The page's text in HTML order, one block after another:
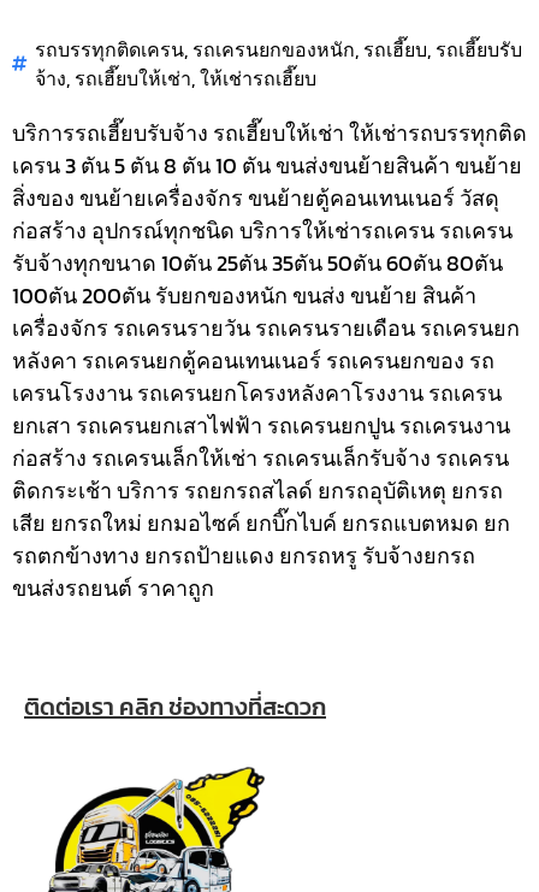
รถบรรทุกติดเครน, รถเครนยกของหนัก, รถเฮี๊ยบ, รถเฮี๊ยบรับ
จ้าง, รถเฮี๊ยบให้เช่า,ให้เช่ารถเฮี๊ยบ
บริการรถเฮี๊ยบรับจ้าง รถเฮี๊ยบให้เช่า ให้เช่ารถบรรทุกติด
เครน 3 ตัน 5 ตัน 8 ตัน 10 ตัน ขนส่งขนย้ายสินค้า ขนย้าย
สิ่งของ ขนย้ายเครื่องจักร ขนย้ายตู้คอนเทนเนอร์ วัสดุ
ก่อสร้าง อุปกรณ์ทุกชนิดบริการให้เช่ารถเครน รถเครน
รับจ้างทุกขนาด 10ตัน 25ตัน 35ตัน 50ตัน 60ตัน 80ตัน
100ตัน 200ตัน รับยกของหนัก ขนส่ง ขนย้าย สินค้า
เครื่องจักร รถเครนรายวัน รถเครนรายเดือน รถเครนยก
หลังคา รถเครนยกตู้คอนเทนเนอร์ รถเครนยกของ รถ
เครนโรงงาน รถเครนยกโครงหลังคาโรงงาน รถเครน
ยกเสา รถเครนยกเสาไฟฟ้า รถเครนยกปูน รถเครนงาน
ก่อสร้าง รถเครนเล็กให้เช่า รถเครนเล็กรับจ้าง รถเครน
ติดกระเช้าบริการ รถยกรถสไลด์ ยกรถอุบัติเหตุ ยกรถ
เสีย ยกรถใหม่ ยกมอไซค์ ยกบิ๊กไบค์ ยกรถแบตหมด ยก
รถตกข้างทาง ยกรถป้ายแดง ยกรถหรู รับจ้างยกรถ
ขนส่งรถยนต์ ราคาถูก
ติดต่อเรา คลิก ช่องทางที่สะดวก